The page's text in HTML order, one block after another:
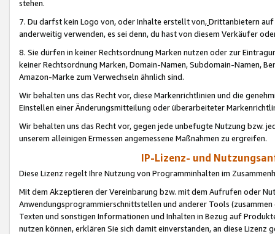
stehen.
7. Du darfst kein Logo von, oder Inhalte erstellt von,Drittanbietern auf
anderweitig verwenden, es sei denn, du hast von diesem Verkäufer
8. Sie dürfen in keiner Rechtsordnung Marken nutzen oder zur
keiner Rechtsordnung Marken, Domain-Namen, Subdomain-Namen,
Amazon-Marke zum Verwechseln ähnlich sind.
Wir behalten uns das Recht vor, diese Markenrichtlinien und die
Einstellen einer Änderungsmitteilung oder überarbeiteter
Wir behalten uns das Recht vor, gegen jede unbefugte Nutzung bzw.
unserem alleinigen Ermessen angemessene Maßnahmen zu ergreifen.
IP-Lizenz- und
Diese Lizenz regelt Ihre Nutzung von Programminhalten im
Mit dem Akzeptieren der Vereinbarung bzw. mit dem Aufrufen oder
Anwendungsprogrammierschnittstellen und anderer Tools (zusammen
Texten und sonstigen Informationen und Inhalten in Bezug auf
nutzen können, erklären Sie sich damit einverstanden, an diese Lizenz